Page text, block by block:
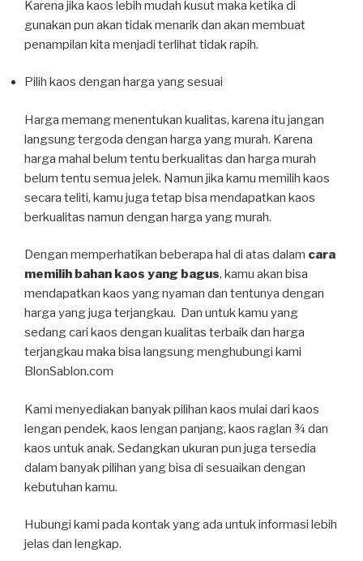
Karena jika kaos lebih mudah kusut maka ketika di
gunakan pun akan tidak menarik dan akan membuat
penampilan kita menjadi terlihat tidak rapih.
Pilih kaos dengan harga yang sesuai
Harga memang menentukan kualitas, karena itu jangan
langsung tergoda dengan harga yang murah. Karena
harga mahal belum tentu berkualitas dan harga murah
belum tentu semua jelek. Namun jika kamu memilih kaos
secara teliti, kamu juga tetap bisa mendapatkan kaos
berkualitas namun dengan harga yang murah.
Dengan memperhatikan beberapa hal di atas dalam cara
memilih bahan kaos yang bagus, kamu akan bisa
mendapatkan kaos yang nyaman dan tentunya dengan
harga yang juga terjangkau. Dan untuk kamu yang
sedang cari kaos dengan kualitas terbaik dan harga
terjangkau maka bisa langsung menghubungi kami
BlonSablon.com
Kami menyediakan banyak pilihan kaos mulai dari kaos
lengan pendek, kaos lengan panjang, kaos raglan ¾ dan
kaos untuk anak. Sedangkan ukuran pun juga tersedia
dalam banyak pilihan yang bisa di sesuaikan dengan
kebutuhan kamu.
Hubungi kami pada kontak yang ada untuk informasi lebih
jelas dan lengkap.